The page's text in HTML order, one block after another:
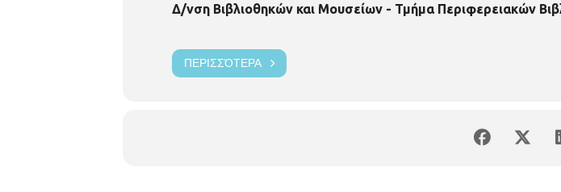
Δ/νση Βιβλιοθηκών και Μουσείων - Τμήμα Περιφερειακών
ΠΕΡΙΣΣΌΤΕΡΑ